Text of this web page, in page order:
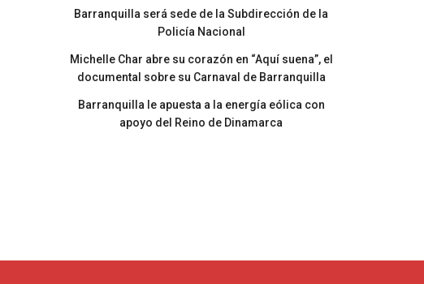
Barranquilla será sede de la Subdirección de la
Policía Nacional
Michelle Char abre su corazón en “Aquí suena”, el
documental sobre su Carnaval de Barranquilla
Barranquilla le apuesta a la energía eólica con
apoyo del Reino de Dinamarca